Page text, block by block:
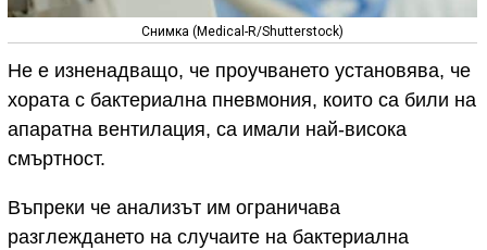
Снимка (Medical-R/Shutterstock)
Не е изненадващо, че проучването установява, че
хората с бактериална пневмония, които са били на
апаратна вентилация, са имали най-висока
смъртност.
Въпреки че анализът им ограничава
разглеждането на случаите на бактериална